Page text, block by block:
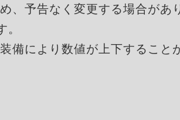
、予告なく変更する場合があ
。
備により数値が上下すること